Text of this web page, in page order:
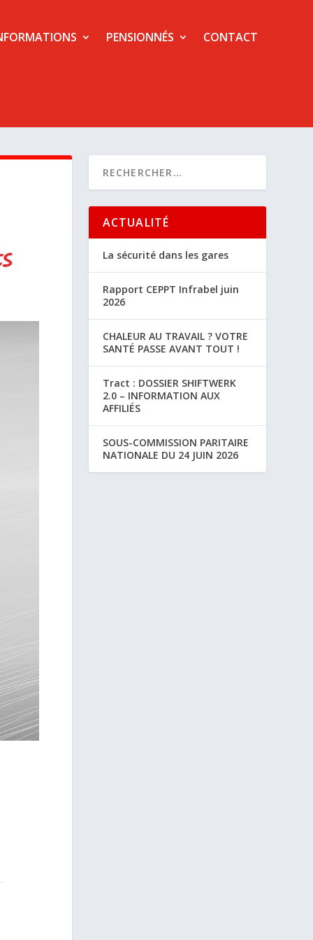
PENSIONNÉS CONTACT
ACTUALITÉ
La sécurité dans les gares
Rapport CEPPT Infrabel juin
2026
CHALEUR AU TRAVAIL ? VOTRE
SANTÉ PASSE AVANT TOUT !
Tract : DOSSIER SHIFTWERK
2.0 – INFORMATION AUX
AFFILIÉS
SOUS-COMMISSION PARITAIRE
NATIONALE DU 24 JUIN 2026